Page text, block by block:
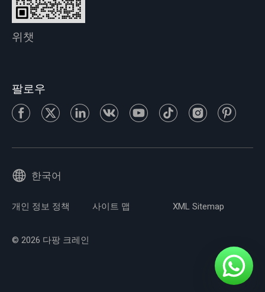
위챗
팔로우
한국어
개인 정보 정책 사이트 맵 XML Sitemap
© 2026 다팡 크레인